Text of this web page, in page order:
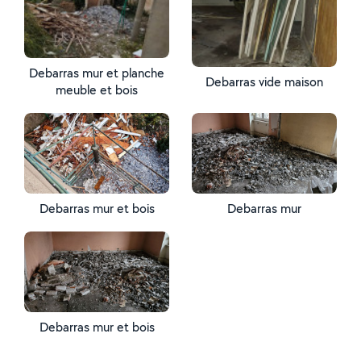
Debarras mur et planche
meuble et bois
Debarras vide maison
Debarras mur et bois Debarras mur
Debarras mur et bois